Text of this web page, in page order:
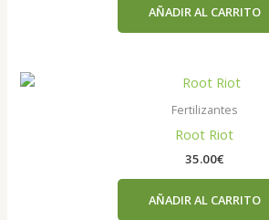
AÑADIR AL CARRITO
Fertilizantes
Root Riot
35.00€
AÑADIR AL CARRITO